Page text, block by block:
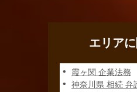
エリア
霞ヶ関 企業法務
神奈川県 相続 弁